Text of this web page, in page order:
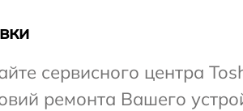
сервисного центра
ремонта Вашего